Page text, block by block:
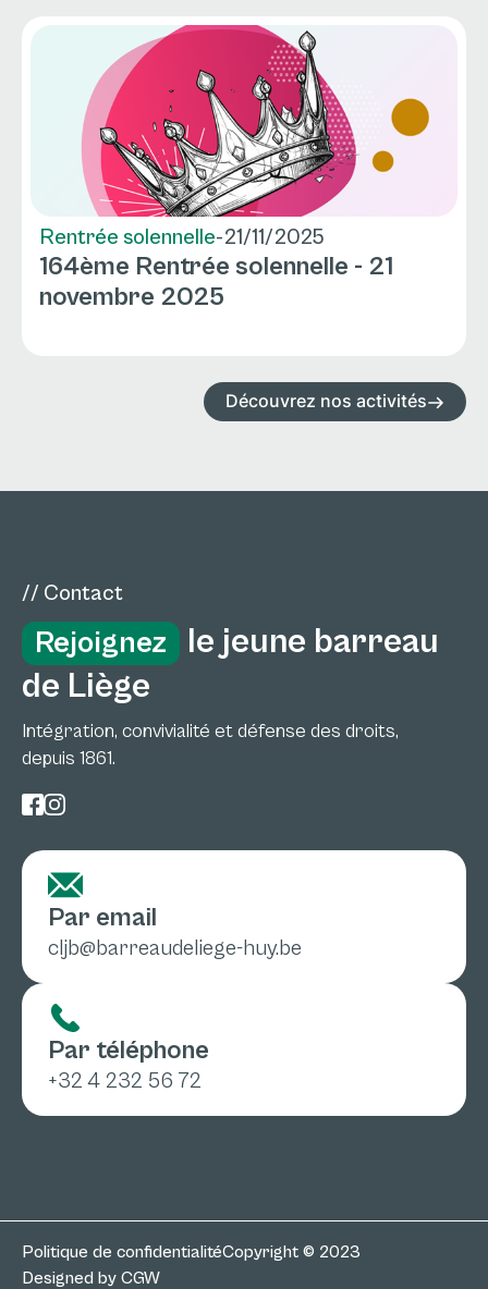
Rentrée solennelle-21/11/2025
164ème Rentrée solennelle - 21
novembre 2025
Découvrez nos activités
// Contact
Rejoignez
le jeune barreau
de Liège
Intégration, convivialité et défense des droits,
depuis 1861.
Par email
cljb@barreaudeliege-huy.be
Par téléphone
+32 4 232 56 72
Politique de confidentialitéCopyright © 2023
Designed by CGW